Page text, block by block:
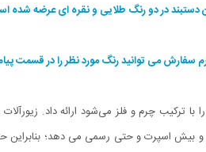
دستبند در دو رنگ طلایی و نقره ای عرضه شده
سفارش می توانید رنگ مورد نظر را در قسمت
ترکیب چرم و فلز می‌شود ارائه داد.
کم و بیش اسپرت و حتی رسمی می دهد؛